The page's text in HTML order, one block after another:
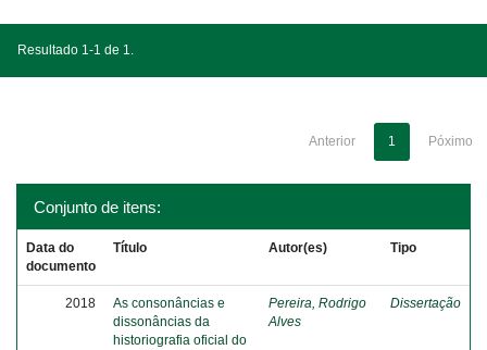
Resultado 1-1 de 1.
Anterior 1 Póximo
Conjunto de itens:
Data do
documento
Título Autor(es) Tipo
2018
As consonâncias e
dissonâncias da
historiografia oficial do
Pereira, Rodrigo
Alves
Dissertação